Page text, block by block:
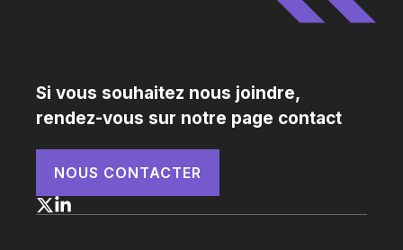
Si vous souhaitez nous joindre,
rendez-vous sur notre page contact
NOUS CONTACTER